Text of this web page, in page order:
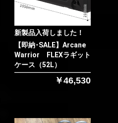
新製品入荷しました！
【即納･SALE】Arcane
Warrior FLEXラギット
ケース（52L）
￥46,530